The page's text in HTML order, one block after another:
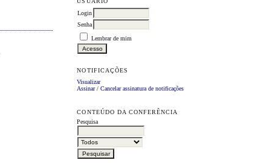
Login
Senha
Lembrar de mim
NOTIFICAÇÕES
Visualizar
Assinar/Cancelar assinatura de notificações
CONTEÚDO DA CONFERÊNCIA
Pesquisa